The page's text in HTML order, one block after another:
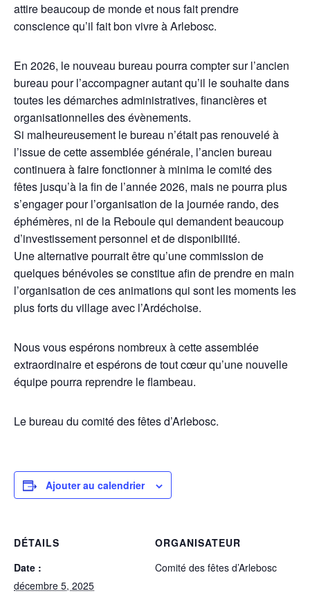
attire beaucoup de monde et nous fait prendre
conscience qu’il fait bon vivre à Arlebosc.
En 2026, le nouveau bureau pourra compter sur l’ancien
bureau pour l’accompagner autant qu’il le souhaite dans
toutes les démarches administratives, financières et
organisationnelles des évènements.
Si malheureusement le bureau n’était pas renouvelé à
l’issue de cette assemblée générale, l’ancien bureau
continuera à faire fonctionner à minima le comité des
fêtes jusqu’à la fin de l’année 2026, mais ne pourra plus
s’engager pour l’organisation de la journée rando, des
éphémères, ni de la Reboule qui demandent beaucoup
d’investissement personnel et de disponibilité.
Une alternative pourrait être qu’une commission de
quelques bénévoles se constitue afin de prendre en main
l’organisation de ces animations qui sont les moments les
plus forts du village avec l’Ardéchoise.
Nous vous espérons nombreux à cette assemblée
extraordinaire et espérons de tout cœur qu’une nouvelle
équipe pourra reprendre le flambeau.
Le bureau du comité des fêtes d’Arlebosc.
Ajouter au calendrier
DÉTAILS
Date :
décembre 5, 2025
ORGANISATEUR
Comité des fêtes d’Arlebosc